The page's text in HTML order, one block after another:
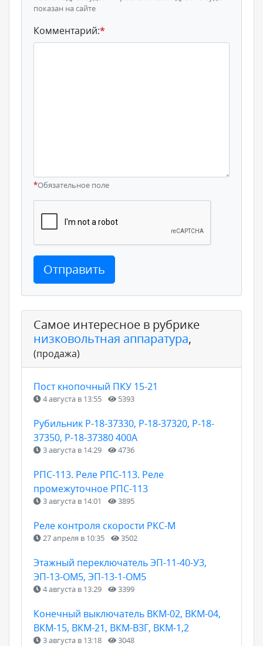
показан на сайте
Комментарий:*
*Обязательное поле
Отправить
Самое интересное в рубрике
низковольтная аппаратура,
(продажа)
Пост кнопочный ПКУ 15-21
4 августа в 13:55 5393
Рубильник Р-18-37330, Р-18-37320, Р-18-
37350, Р-18-37380 400А
3 августа в 14:29 4736
РПС-113. Реле РПС-113. Реле
промежуточное РПС-113
3 августа в 14:01 3895
Реле контроля скорости РКС-М
27 апреля в 10:35 3502
Этажный переключатель ЭП-11-40-У3,
ЭП-13-ОМ5, ЭП-13-1-ОМ5
4 августа в 13:29 3399
Конечный выключатель ВКМ-02, ВКМ-04,
ВКМ-15, ВКМ-21, ВКМ-ВЗГ, ВКМ-1,2
3 августа в 13:18 3048